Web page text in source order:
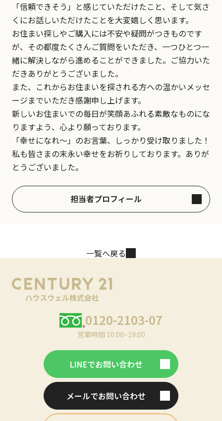
「信頼できそう」と感じていただけたこと、そして気さ
くにお話しいただけたことを大変嬉しく思います。
お住まい探しやご購入には不安や疑問がつきものです
が、その都度たくさんご質問をいただき、一つひとつ一
緒に解決しながら進めることができました。ご協力いた
だきありがとうございました。
また、これからお住まいを探される方への温かいメッセ
ージまでいただき感謝申し上げます。
新しいお住まいでの毎日が笑顔あふれる素敵なものにな
りますよう、心より願っております。
「幸せになれ〜」のお言葉、しっかり受け取りました！
私も皆さまの末永い幸せをお祈りしております。ありが
とうございました。
担当者プロフィール
一覧へ戻る
0120-2103-07
営業時間 10:00~19:00
LINEでお問い合わせ
メールでお問い合わせ